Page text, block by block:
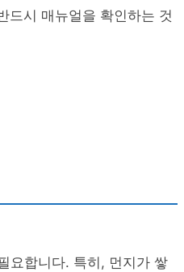
드시 매뉴얼을 확인하는 것
요합니다. 특히, 먼지가 쌓